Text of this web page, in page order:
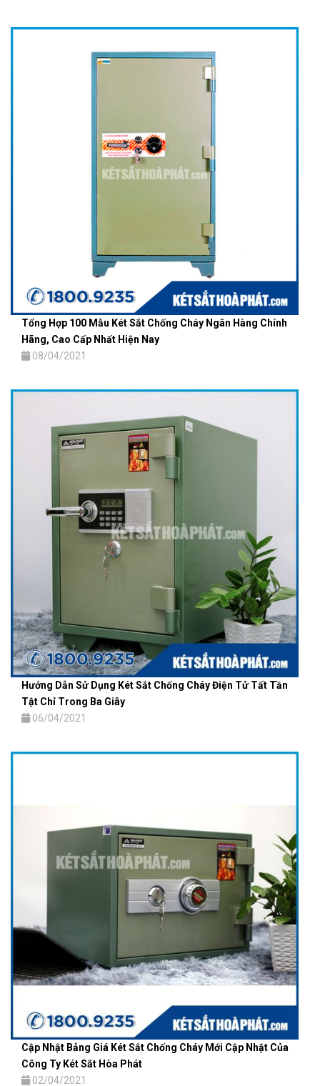
Tổng Hợp 100 Mẫu Két Sắt Chống Cháy Ngân Hàng Chính
Hãng, Cao Cấp Nhất Hiện Nay
08/04/2021
Hướng Dẫn Sử Dụng Két Sắt Chống Cháy Điện Tử Tất Tần
Tật Chỉ Trong Ba Giây
06/04/2021
Cập Nhật Bảng Giá Két Sắt Chống Cháy Mới Cập Nhật Của
Công Ty Két Sắt Hòa Phát
02/04/2021